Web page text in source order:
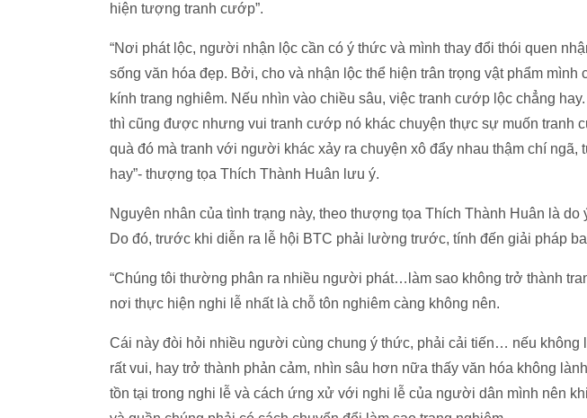
hiện tượng tranh cướp”.
“Nơi phát lộc, người nhận lộc cần có ý thức và mình thay đổi thói quen
sống văn hóa đẹp. Bởi, cho và nhận lộc thể hiện trân trọng vật phẩm mình
kính trang nghiêm. Nếu nhìn vào chiều sâu, việc tranh cướp lộc chẳng
thì cũng được nhưng vui tranh cướp nó khác chuyện thực sự muốn tranh
quà đó mà tranh với người khác xảy ra chuyện xô đẩy nhau thậm chí ngã,
hay”- thượng tọa Thích Thành Huân lưu ý.
Nguyên nhân của tình trạng này, theo thượng tọa Thích Thành Huân là
Do đó, trước khi diễn ra lễ hội BTC phải lường trước, tính đến giải pháp
“Chúng tôi thường phân ra nhiều người phát…làm sao không trở thành
nơi thực hiện nghi lễ nhất là chỗ tôn nghiêm càng không nên.
Cái này đòi hỏi nhiều người cùng chung ý thức, phải cải tiến… nếu không
rất vui, hay trở thành phản cảm, nhìn sâu hơn nữa thấy văn hóa không
tồn tại trong nghi lễ và cách ứng xử với nghi lễ của người dân mình nên